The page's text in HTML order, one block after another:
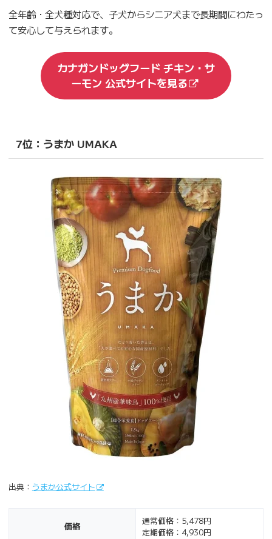
全年齢・全犬種対応で、子犬からシニア犬まで長期間にわたっ
て安心して与えられます。
カナガンドッグフード チキン・サ
ーモン 公式サイトを見る
7位：うまか UMAKA
出典： うまか公式サイト
価格
通常価格：5,478円
定期価格：4,930円